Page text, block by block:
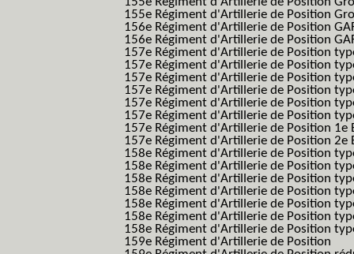
155e Régiment d'Artillerie de Position
156e Régiment d'Artillerie de Position
156e Régiment d'Artillerie de Position
157e Régiment d'Artillerie de Position
157e Régiment d'Artillerie de Position
157e Régiment d'Artillerie de Position
157e Régiment d'Artillerie de Position
157e Régiment d'Artillerie de Position
157e Régiment d'Artillerie de Position
157e Régiment d'Artillerie de Position 1e
157e Régiment d'Artillerie de Position 2e
158e Régiment d'Artillerie de Position
158e Régiment d'Artillerie de Position
158e Régiment d'Artillerie de Position
158e Régiment d'Artillerie de Position
158e Régiment d'Artillerie de Position
158e Régiment d'Artillerie de Position
158e Régiment d'Artillerie de Position
159e Régiment d'Artillerie de Position